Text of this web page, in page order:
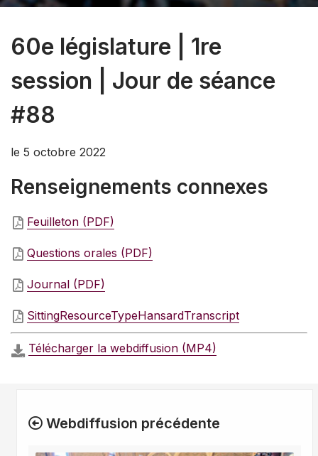
60e législature | 1re
session | Jour de séance
#88
le 5 octobre 2022
Renseignements connexes
Feuilleton (PDF)
Questions orales (PDF)
Journal (PDF)
SittingResourceTypeHansardTranscript
Télécharger la webdiffusion (MP4)
Webdiffusion précédente